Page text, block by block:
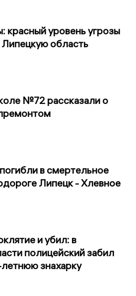
красный уровень угрозы
область
№72 рассказали о
в смертельное
Липецк - Хлевное
и убил: в
полицейский забил
знахарку